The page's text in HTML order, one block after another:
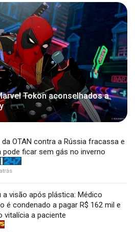
Tokon aconselhados a
da OTAN contra a Rússia fracassa e
pode ficar sem gás no inverno
a visão após plástica: Médico
é condenado a pagar R$ 162 mil e
vitalícia a paciente